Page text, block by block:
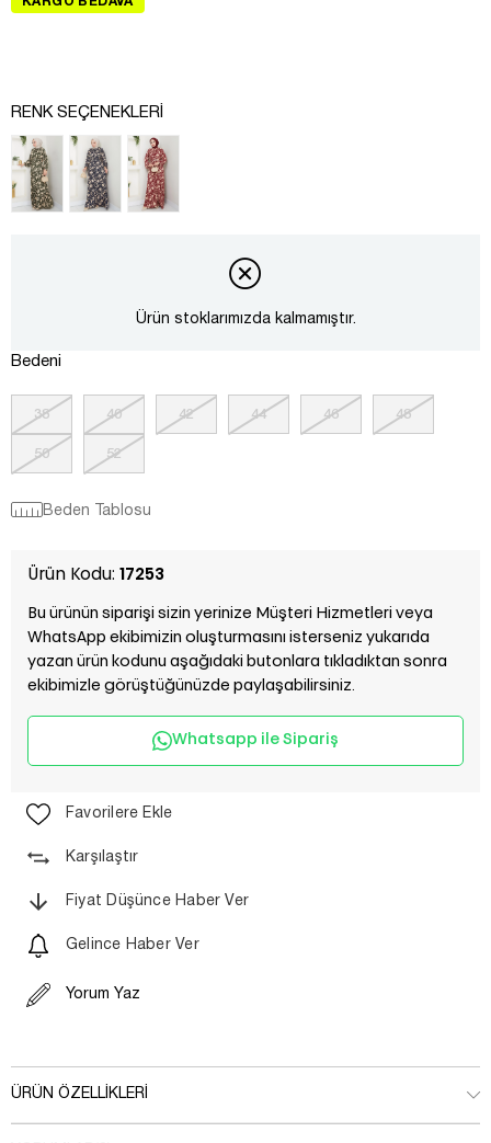
RENK SEÇENEKLERI
Ürün stoklarımızda kalmamıştır.
Bedeni
38 40 42 44 46 48
50 52
Beden Tablosu
Ürün Kodu: 17253
Bu ürünün siparişi sizin yerinize Müşteri Hizmetleri veya
WhatsApp ekibimizin oluşturmasını isterseniz yukarıda
yazan ürün kodunu aşağıdaki butonlara tıkladıktan sonra
ekibimizle görüştüğünüzde paylaşabilirsiniz.
Whatsapp ile Sipariş
Favorilere Ekle
Karşılaştır
Fiyat Düşünce Haber Ver
Gelince Haber Ver
Yorum Yaz
ÜRÜN ÖZELLIKLERI